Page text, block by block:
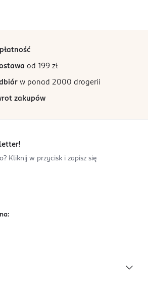
od 199 zł
w ponad 2000 drogerii
zakupów
Kliknij w przycisk i zapisz się